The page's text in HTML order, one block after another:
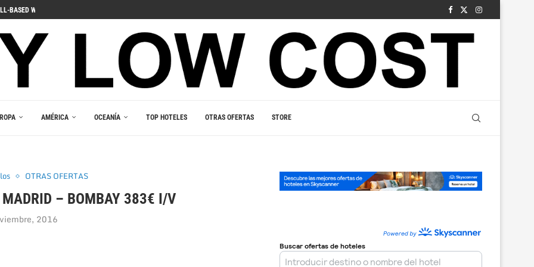
ПОГРУЖЕНИЯ В ИГРОВОЙ...
AMÉRICA OCEANÍA TOP HOTELES OTRAS OFERTAS STORE
OTRAS OFERTAS
– BOMBAY 383€ I/V
2016